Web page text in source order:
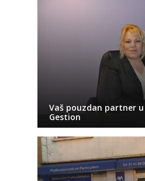
Vaš pouzdan partner u
Gestion